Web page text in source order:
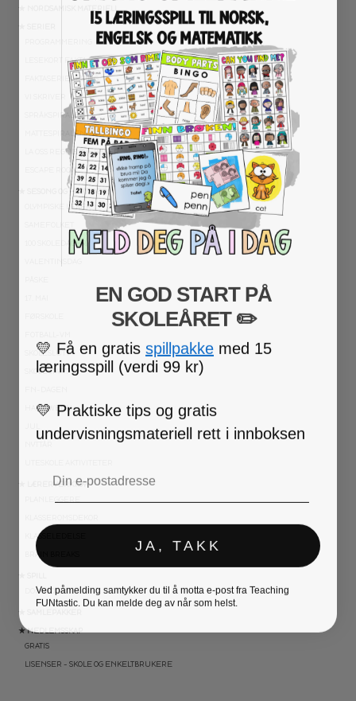
LESEKORT FAKTA
FAKTASERIE LESING
SPRÅKSPIRALEN
MATTESPIRALEN
LA OSS REGNE ØVEBØKER
ESCAPE ROOM
★ SESONG OG HØYTIDER
OLYMPISKE LEKER
100 SKOLEDAGER
SKOLESLUTT
SKOLESTART
HALLOWEEN
★ LÆRERVERKTØY
KLASSELEDELSE
BRAIN BREAKS
DOMINOSPILL
★ MEDLEMSSKAP
GRATIS
LISENSER – SKOLE OG ENKELTBRUKERE
EN GOD START PÅ
SKOLEÅRET​ ✏️
💛 Få en gratis spillpakke med 15
læringsspill (verdi 99 kr)
💛 Praktiske tips og gratis
undervisningsmateriell rett i innboksen
JA, TAKK
Ved påmelding samtykker du til å motta e-post fra Teaching
FUNtastic. Du kan melde deg av når som helst.